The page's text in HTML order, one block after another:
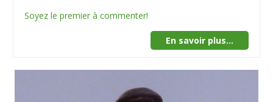
Soyez le premier à commenter!
En savoir plus...